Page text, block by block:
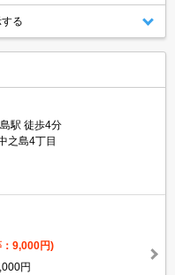
る
駅 徒歩4分
之島4丁目
9,000円)
円